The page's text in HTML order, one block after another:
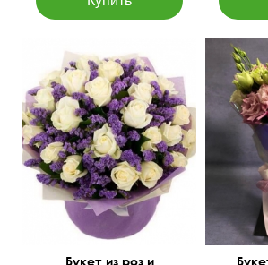
50 см 45 см
Букет из роз и
50